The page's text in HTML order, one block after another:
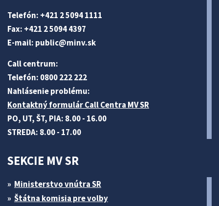
Telefón: +421 2 5094 1111
Fax: +421 2 5094 4397
E-mail: public@minv.sk
Call centrum:
Telefón: 0800 222 222
Nahlásenie problému:
Kontaktný formulár Call Centra MV SR
PO, UT, ŠT, PIA: 8.00 - 16.00
STREDA: 8.00 - 17.00
SEKCIE MV SR
Ministerstvo vnútra SR
Štátna komisia pre volby